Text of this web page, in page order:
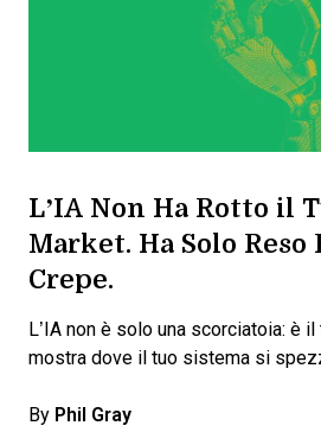
L’IA Non Ha Rotto il
Market. Ha Solo
Crepe.
L’IA non è solo una scorciatoia: è
mostra dove il tuo sistema si
By Phil Gray